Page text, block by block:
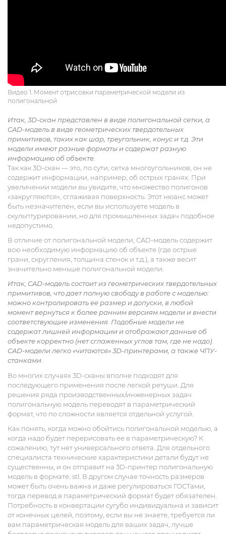
Видео 1. Момент отрисовки параметрической модели из
полигональной
Итак, 3D-скан представлен в виде полигональной сетки, а
CAD-модель в виде геометрических твердотельных
примитивов, таких как шар, треугольник, конус и т.д. Эти
модели имеют разные форматы и содержат разную
информацию об объекте.
Так как 3D-скан — это, по сути, сетка многоугольников, он не
содержит информации, например, об острых гранях. При
увеличении модели вы увидите, что множество полигонов
«закругляются», сглаживая поверхность. Этот нюанс может
быть незначителен, если вы используете модель в
скульптурировании, но для промышленных задач подобное
недопустимо.
В отличие от полигональной модели, CAD-модель содержит
всю необходимую информацию об объекте (где острые
грани, скругления, толщина стенок и т.д.), а также весит
значительно меньше полигональной модели.
Итак, CAD-модель состоит из геометрических твердотельных
примитивов, что дает полную свободу в работе с моделью:
можно контролировать ее размер и допуски, в любой
момент вернуться к более ранним версиям модели и внести
соответствующие изменения. Подобные модели не
содержат лишней информации и отображают данные об
объекте корректно (нет сглаженных углов там, где не надо).
CAD-модели легко «читаются» 3D-принтерами, а также ЧПУ-
станками.
Во многих случаях 3D-сканы вполне подходят для
последующего применения после легкой ретуши. Для
решения ряда производственных/инженерных задач
полигональную модель переводят в параметрический
формат, что по сложности является отдельной услугой.
Как понять, когда можно обойтись полигональной моделью, а
когда надо будет перерисовать ее в параметрическую? К
сожалению, тут нет универсального ответа. Для отдельного
специалиста технические характеристики детали будут не
существенны, и он отправит на 3D-принтер полигональную
модель в формате. stl. В другом случае точность размеров
может быть очень важна и даже регулироваться ГОСТами,
тогда перевод в параметрический формат будет обязателен.
Потребность в конвертации сугубо индивидуальна и зависит
от конечных целей, поэтому, если вы не знаете, требуется ли
вам параметрическая модель для ваших задач, лучше